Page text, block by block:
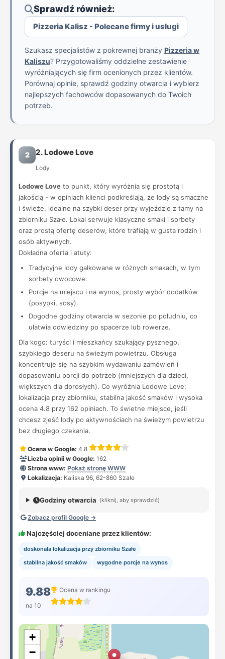
Sprawdź również:
Pizzeria Kalisz - Polecane firmy i usługi
Szukasz specjalistów z pokrewnej branży Pizzeria w
Kaliszu? Przygotowaliśmy oddzielne zestawienie
wyróżniających się firm ocenionych przez klientów.
Porównaj opinie, sprawdź godziny otwarcia i wybierz
najlepszych fachowców dopasowanych do Twoich
potrzeb.
2 2. Lodowe Love
Lody
Lodowe Love to punkt, który wyróżnia się prostotą i
jakością - w opiniach klienci podkreślają, że lody są smaczne
i świeże, idealne na szybki deser przy wyjeździe z tamy na
zbiorniku Szałe. Lokal serwuje klasyczne smaki i sorbety
oraz prostą ofertę deserów, które trafiają w gusta rodzin i
osób aktywnych.
Dokładna oferta i atuty:
Tradycyjne lody gałkowane w różnych smakach, w tym
sorbety owocowe.
Porcje na miejscu i na wynos, prosty wybór dodatków
(posypki, sosy).
Dogodne godziny otwarcia w sezonie po południu, co
ułatwia odwiedziny po spacerze lub rowerze.
Dla kogo: turyści i mieszkańcy szukający pysznego,
szybkiego deseru na świeżym powietrzu. Obsługa
koncentruje się na szybkim wydawaniu zamówień i
dopasowaniu porcji do potrzeb (mniejszych dla dzieci,
większych dla dorosłych). Co wyróżnia Lodowe Love:
lokalizacja przy zbiorniku, stabilna jakość smaków i wysoka
ocena 4.8 przy 162 opiniach. To świetne miejsce, jeśli
chcesz zjeść lody po aktywnościach na świeżym powietrzu
bez długiego czekania.
Ocena w Google: 4.8
Liczba opinii w Google: 162
Strona www: Pokaż stronę WWW
Lokalizacja: Kaliska 96, 62-860 Szałe
Godziny otwarcia (kliknij, aby sprawdzić)
Zobacz profil Google →
Najczęściej doceniane przez klientów:
doskonała lokalizacja przy zbiorniku Szałe
stabilna jakość smaków
wygodne porcje na wynos
9.88
na 10
Ocena w rankingu
+
−